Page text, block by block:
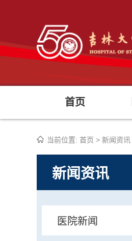
首页
当前位置: 首页 > 新闻资讯
新闻资讯
医院新闻